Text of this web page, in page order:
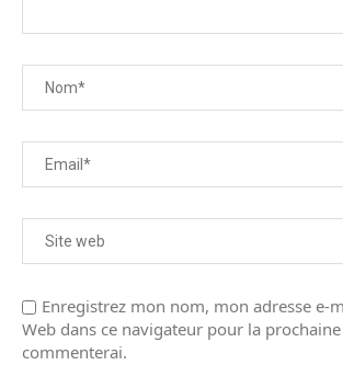
Enregistrez mon nom, mon adresse e-
Web dans ce navigateur pour la
commenterai.